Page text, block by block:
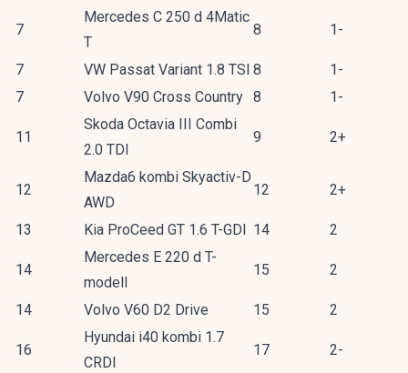
7
Mercedes C 250 d 4Matic
T
8 1-
7 VW Passat Variant 1.8 TSI 8
1-
7
Volvo V90 Cross Country 8 1-
11
Skoda Octavia III Combi
2.0 TDI
9 2+
12
Mazda6 kombi Skyactiv-D
AWD
12 2+
13 Kia ProCeed GT 1.6 T-GDI 14 2
14
Mercedes E 220 d T-
modell
15 2
14 Volvo V60 D2 Drive 15 2
16
Hyundai i40 kombi 1.7
CRDI
17 2-